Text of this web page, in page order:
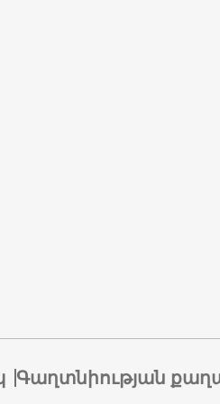
Գաղտնիության